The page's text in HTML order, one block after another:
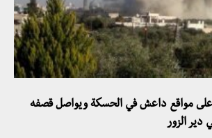
على مواقع داعش في الحسكة ويواصل قصفه
دير الزور